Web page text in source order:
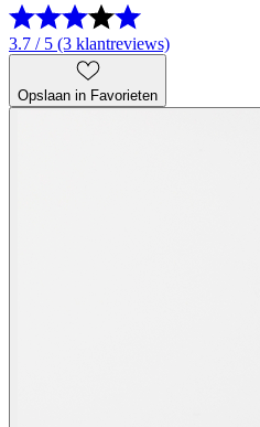
3.7 / 5 (3 klantreviews)
Opslaan in Favorieten